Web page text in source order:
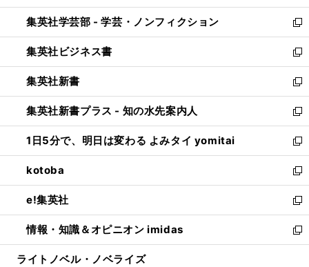
開
く
ウ
で
開
く
ン
ド
ウ
で
開
く
ウ
ィ
ン
ド
ウ
で
開
く
集英社学芸部 - 学芸・ノンフィクション
新
し
い
ウ
ィ
ン
ド
ウ
で
開
く
集英社ビジネス書
新
し
い
ウ
ィ
ン
ド
ウ
で
開
く
集英社新書
新
し
い
ウ
ィ
ン
ド
ウ
で
開
く
集英社新書プラス - 知の水先案内人
新
し
い
ウ
ィ
ン
ド
ウ
で
開
1日5分で、明日は変わる よみタイ yomitai
新
し
い
ウ
ィ
ン
ド
ウ
kotoba
新
し
い
ウ
ィ
ン
e!集英社
新
し
い
ウ
情報・知識＆オピニオン imidas
新
し
ライトノベル・ノベライズ